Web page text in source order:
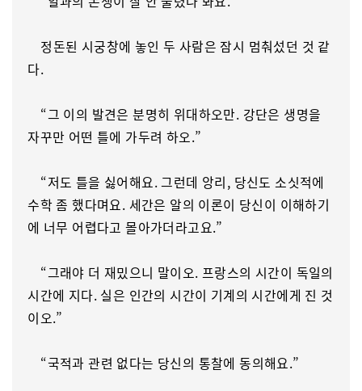
정돈된 시궁창에 놓인 두 사람은 잠시 멈춰섰던 것 같
다.
“그 이의 발견은 분명히 위대하오만. 강단은 생명을
자꾸만 어떤 틀에 가두려 하오.”
“저도 틀을 싫어해요. 그런데 앙리, 당신도 소싯적에
수학 좀 했다며요. 세간은 알의 이론이 당신이 이해하기
에 너무 어렵다고 몰아가더라고요.”
“그래야 더 재밌으니 말이오. 프랑스의 시간이 독일의
시간에 지다. 실은 인간의 시간이 기계의 시간에게 진 것
이오.”
“국적과 관련 없다는 당신의 통찰에 동의해요.”